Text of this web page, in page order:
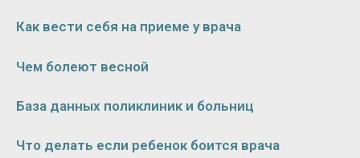
Как вести себя на приеме у врача
Чем болеют весной
База данных поликлиник и больниц
Что делать если ребенок боится врача